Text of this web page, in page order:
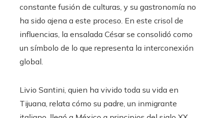
constante fusión de culturas, y su gastronomía no
ha sido ajena a este proceso. En este crisol de
influencias, la ensalada César se consolidó como
un símbolo de lo que representa la interconexión
global.
Livio Santini, quien ha vivido toda su vida en
Tijuana, relata cómo su padre, un inmigrante